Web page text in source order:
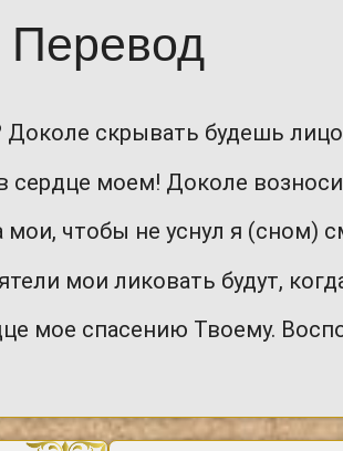
Перевод
скрывать будешь
сердце моем! Доколе
мои, чтобы не уснул я (сном)
мои ликовать будут,
мое спасению Твоему.